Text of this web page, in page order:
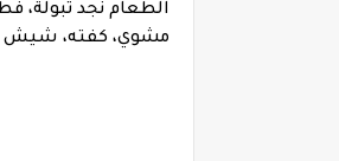
الطعام نجد تبولة،
مشوي، كفته، شيش